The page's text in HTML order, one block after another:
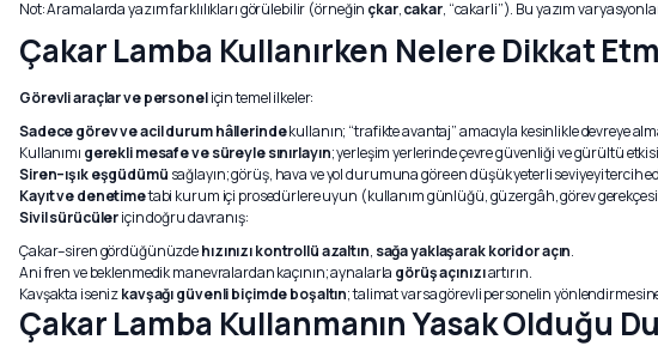
Not: Aramalarda yazım farklılıkları görülebilir (örneğin çkar,cakar, “cakarli”). Bu yazım
Çakar Lamba Kullanırken Nelere Dikkat
Görevli araçlar ve personeliçin temel ilkeler:
Sadece görev ve acil durum hâllerindekullanın; “trafikte avantaj” amacıyla kesinlikle devreye
Kullanımı gerekli mesafe ve süreyle sınırlayın; yerleşim yerlerinde çevre güvenliği ve gürültü
Siren–ışık eşgüdümü sağlayın; görüş, hava ve yol durumuna göre en düşük yeterli seviyeyi tercih
Kayıt ve denetimetabi kurum içi prosedürlere uyun (kullanım günlüğü, güzergâh, görev
Sivil sürücüleriçin doğru davranış:
Çakar–siren gördüğünüzdehızınızı kontrollü azaltın, sağa yaklaşarak koridor açın.
Ani fren ve beklenmedik manevralardan kaçının; aynalarla görüş açınızıartırın.
Kavşakta isenizkavşağı güvenli biçimde boşaltın; talimat varsa görevli personelin
Çakar Lamba Kullanmanın Yasak Olduğu